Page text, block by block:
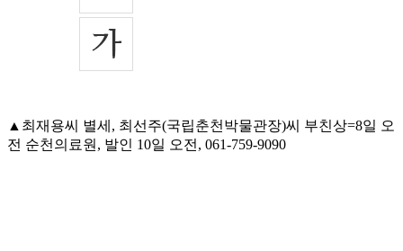
▲최재용씨 별세, 최선주(국립춘천박물관장)씨 부친상=8일 오
전 순천의료원, 발인 10일 오전, 061-759-9090